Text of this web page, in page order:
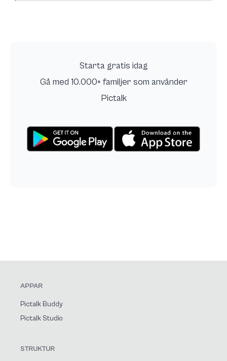
Starta gratis idag
Gå med 10.000+ familjer som använder
Pictalk
APPAR
Pictalk Buddy
Pictalk Studio
STRUKTUR